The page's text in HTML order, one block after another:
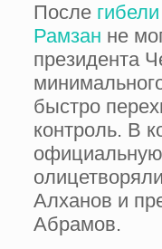
После гибели
Рамзан не
президента
быстро
контроль. В
Алханов и
Абрамов.